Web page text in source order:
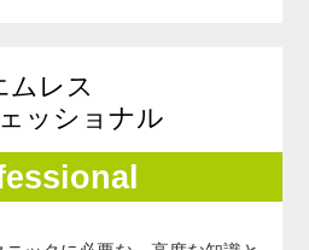
ムレス
ッショナル